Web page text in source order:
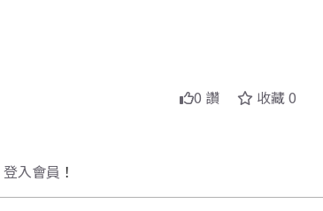
0 讚 收藏 0
登入會員 ！